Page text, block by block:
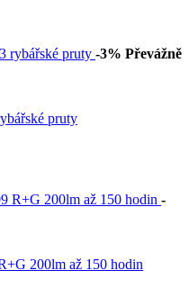
-3% Převážně
pruty
-
200lm až 150 hodin